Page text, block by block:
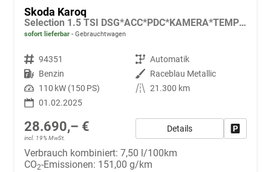
Skoda Karoq
Selection 1.5 TSI DSG*ACC*PDC*KAMERA*TEMPOMAT*LED*SMARTLINK*KLIMA*RADIO*17-ZOLL
sofort lieferbar Gebrauchtwagen
Fahrzeugnr. 94351 Getriebe Automatik
Kraftstoff Benzin Außenfarbe Raceblau Metallic
Leistung 110 kW (150 PS) Kilometerstand 21.300 km
01.02.2025
28.690,– €
incl. 19% MwSt.
Details
Verbrauch kombiniert: 7,50 l/100km
CO2-Emissionen: 151,00 g/km